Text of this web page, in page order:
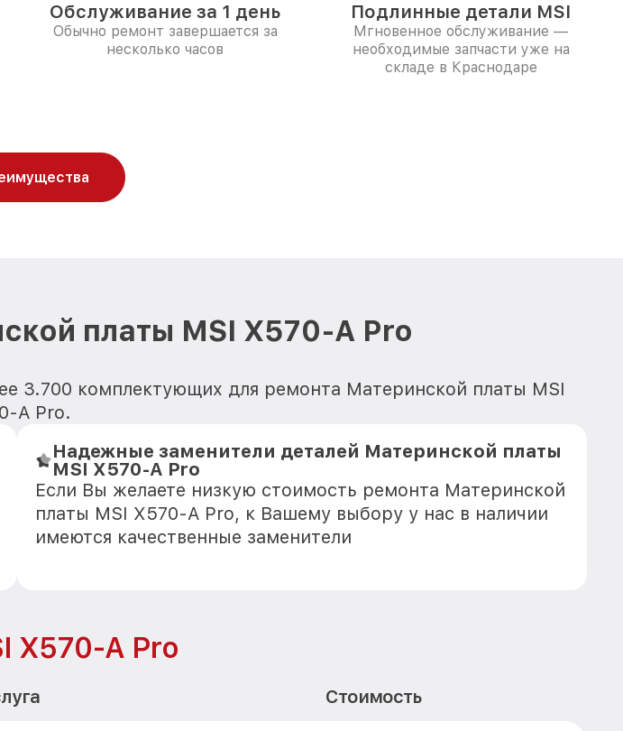
Обслуживание за 1 день
Обычно ремонт завершается за
несколько часов
Подлинные детали MSI
Мгновенное обслуживание —
необходимые запчасти уже на
складе в Краснодаре
платы MSI X570-A Pro
3.700 комплектующих для ремонта Материнской платы MSI
A Pro.
Надежные заменители деталей Материнской платы
MSI X570-A Pro
Если Вы желаете низкую стоимость ремонта Материнской
платы MSI X570-A Pro, к Вашему выбору у нас в наличии
имеются качественные заменители
X570-A Pro
Стоимость